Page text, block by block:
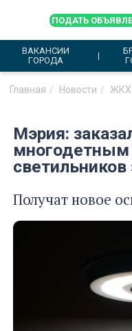
ПОДАТЬ
ВАКАНСИИ
ГОРОДА
Главная Новости ЖКХ
Мэрия:
Получат новое